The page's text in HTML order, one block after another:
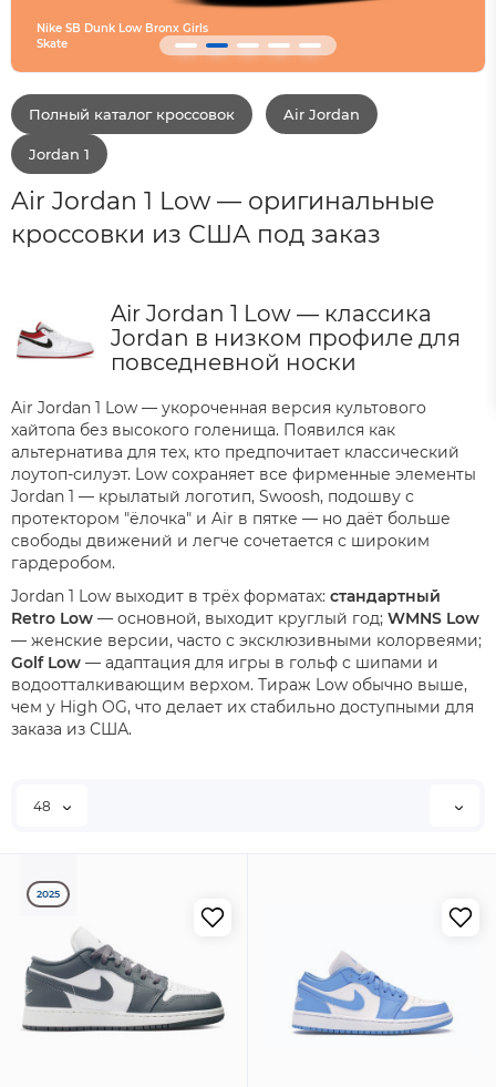
Полный каталог кроссовок Air Jordan
Jordan 1
Air Jordan 1 Low — оригинальные
кроссовки из США под заказ
Air Jordan 1 Low — классика
Jordan в низком профиле для
повседневной носки
Air Jordan 1 Low — укороченная версия культового
хайтопа без высокого голенища. Появился как
альтернатива для тех, кто предпочитает классический
лоутоп-силуэт. Low сохраняет все фирменные элементы
Jordan 1 — крылатый логотип, Swoosh, подошву с
протектором "ёлочка" и Air в пятке — но даёт больше
свободы движений и легче сочетается с широким
гардеробом.
Jordan 1 Low выходит в трёх форматах: стандартный
Retro Low — основной, выходит круглый год; WMNS Low
— женские версии, часто с эксклюзивными колорвеями;
Golf Low — адаптация для игры в гольф с шипами и
водоотталкивающим верхом. Тираж Low обычно выше,
чем у High OG, что делает их стабильно доступными для
заказа из США.
48
2025